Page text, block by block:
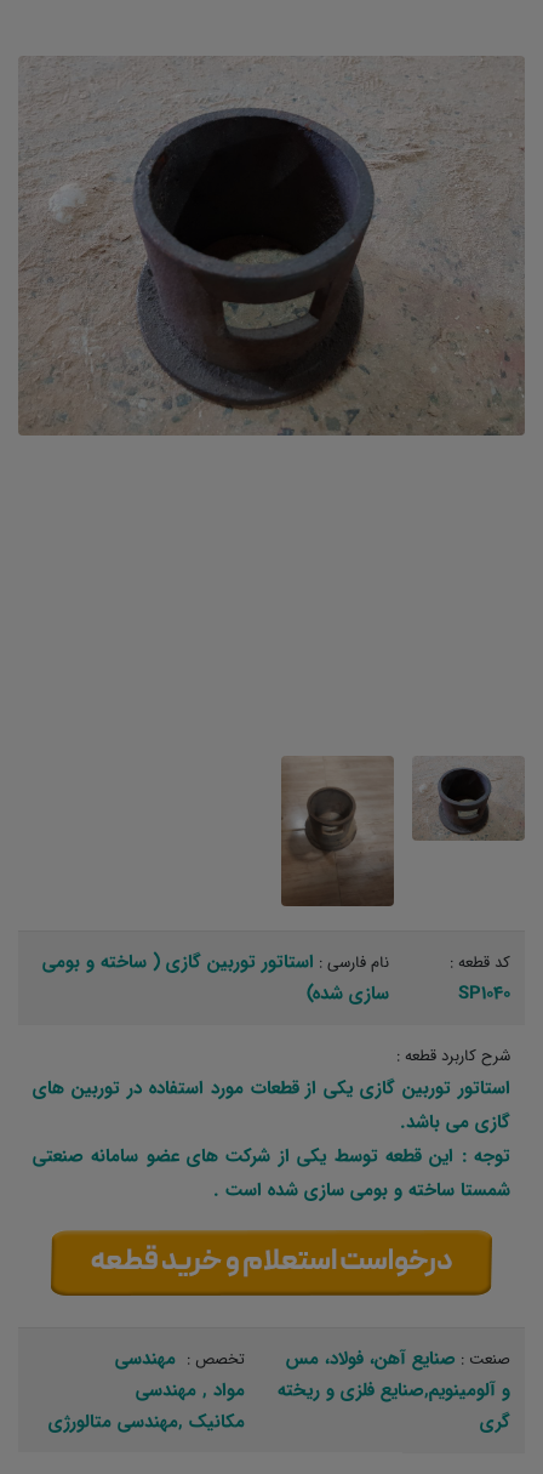
کد قطعه :
SP1040
نام فارسی : استاتور توربین گازی ( ساخته و بومی
سازی شده)
شرح کاربرد قطعه :
استاتور توربین گازی یکی از قطعات مورد استفاده در توربین های
گازی می باشد.
توجه : این قطعه توسط یکی از شرکت های عضو سامانه صنعتی
شمستا ساخته و بومی سازی شده است .
صنعت : صنایع آهن، فولاد، مس
و آلومینویم,صنایع فلزی و ریخته
گری
تخصص : مهندسی
مواد‏ , مهندسی
مکانیک‏ ,مهندسی متالورژی‏